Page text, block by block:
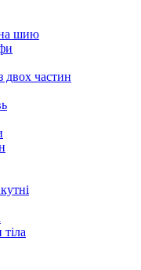
шию
двох частин